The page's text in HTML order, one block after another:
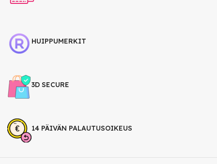
HUIPPUMERKIT
3D SECURE
14 PÄIVÄN PALAUTUSOIKEUS